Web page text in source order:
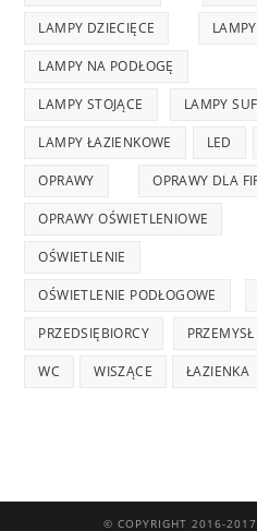
LAMPY DZIECIĘCE
LAMPY NA PODŁOGĘ
LAMPY STOJĄCE LAMPY
LAMPY ŁAZIENKOWE LED
OPRAWY OPRAWY DLA
OPRAWY OŚWIETLENIOWE
OŚWIETLENIE
OŚWIETLENIE PODŁOGOWE
PRZEDSIĘBIORCY PRZEMYSŁ
WC WISZĄCE ŁAZIENKA
© COPYRIGHT 2016-2017